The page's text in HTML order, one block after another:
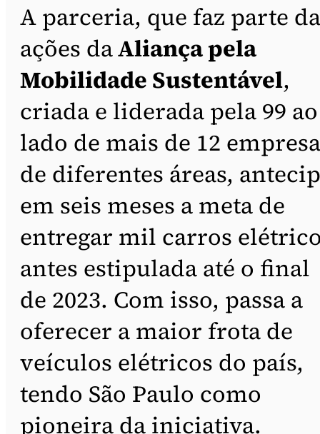
A parceria, que faz parte
ações daAliança pela
Mobilidade Sustentável,
criada e liderada pela 99 ao
lado de mais de 12
de diferentes áreas,
em seis meses a meta de
entregar mil carros
antes estipulada até o final
de 2023. Com isso, passa a
oferecer a maior frota de
veículos elétricos do país,
tendo São Paulo como
pioneira da iniciativa.